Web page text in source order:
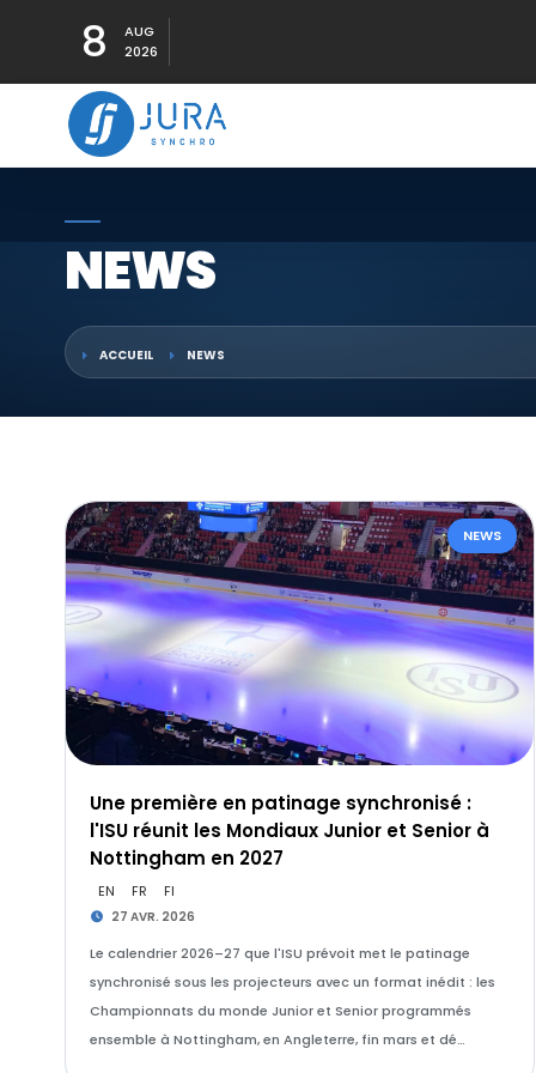
8
AUG
2026
NEWS
ACCUEIL NEWS
NEWS
Une première en patinage synchronisé :
l'ISU réunit les Mondiaux Junior et Senior à
Nottingham en 2027
EN FR FI
27 AVR. 2026
Le calendrier 2026–27 que l'ISU prévoit met le patinage
synchronisé sous les projecteurs avec un format inédit : les
Championnats du monde Junior et Senior programmés
ensemble à Nottingham, en Angleterre, fin mars et dé…